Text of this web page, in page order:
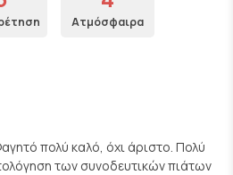
Ατμόσφαιρα
πολύ καλό, όχι άριστο. Πολύ
των συνοδευτικών πιάτων